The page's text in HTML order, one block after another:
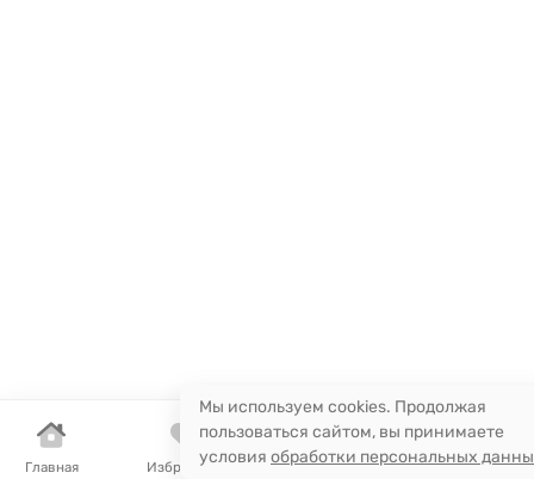
Главная Избранное Сравнение Поиск
Мы используем cookies. Продолжая
пользоваться сайтом, вы принимаете
условия обработки персональных